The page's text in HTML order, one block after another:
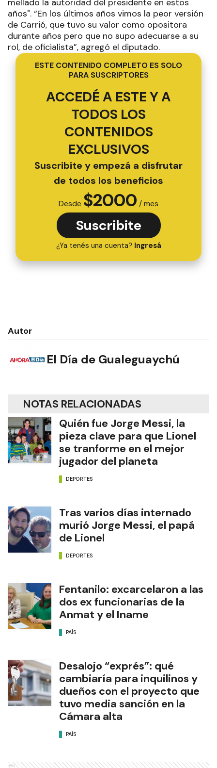
años". “En los últimos años vimos la peor versión
de Carrió, que tuvo su valor como opositora
durante años pero que no supo adecuarse a su
rol, de oficialista”, agregó el diputado.
ESTE CONTENIDO COMPLETO ES SOLO
PARA SUSCRIPTORES
ACCEDÉ A ESTE Y A
TODOS LOS
CONTENIDOS
EXCLUSIVOS
Suscribite y empezá a disfrutar
de todos los beneficios
Desde $2000 / mes
Suscribite
¿Ya tenés una cuenta? Ingresá
Autor
El Día de Gualeguaychú
NOTAS RELACIONADAS
Quién fue Jorge Messi, la
pieza clave para que Lionel
se tranforme en el mejor
jugador del planeta
DEPORTES
Tras varios días internado
murió Jorge Messi, el papá
de Lionel
DEPORTES
Fentanilo: excarcelaron a las
dos ex funcionarias de la
Anmat y el Iname
PAÍS
Desalojo “exprés”: qué
cambiaría para inquilinos y
dueños con el proyecto que
tuvo media sanción en la
Cámara alta
PAÍS
Ads